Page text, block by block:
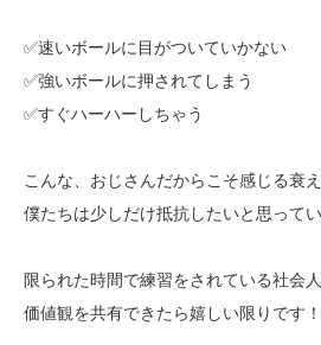
✅速いボールに目がついていかない
✅強いボールに押されてしまう
✅すぐハーハーしちゃう
こんな、おじさんだからこそ感じる衰
僕たちは少しだけ抵抗したいと思ってい
限られた時間で練習をされている社会
価値観を共有できたら嬉しい限りです！